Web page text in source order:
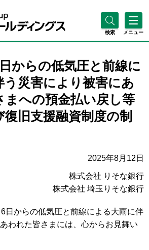
検索 メニュー
からの低気圧と前線に
う災害により被害にあ
まへの預金払い戻し等
旧支援融資制度の制
2025年8月12日
株式会社 りそな銀行
株式会社 埼玉りそな銀行
日からの低気圧と前線による大雨に伴
われた皆さまには、心からお見舞い